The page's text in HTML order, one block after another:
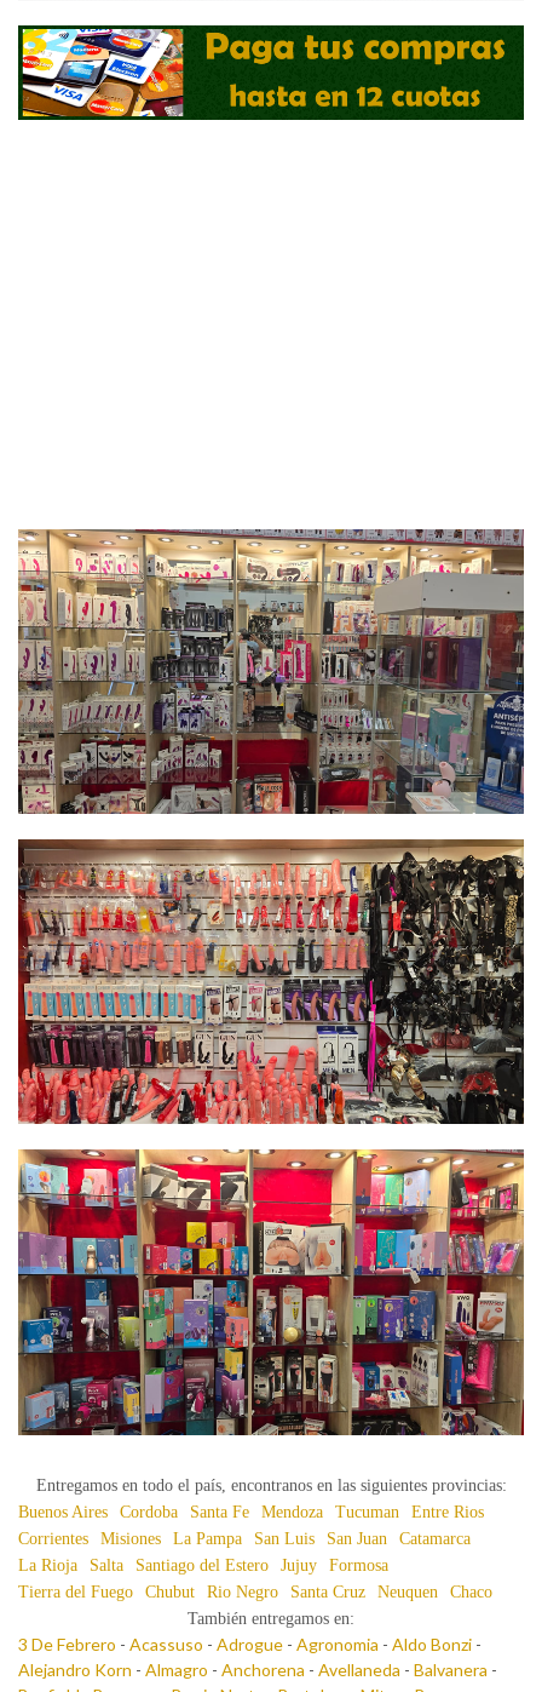
Entregamos en todo el país, encontranos en las siguientes provincias:
Buenos Aires
Cordoba Santa Fe Mendoza Tucuman
Entre Rios
Corrientes
Misiones La Pampa San Luis San Juan
Catamarca
La Rioja
Salta Santiago del Estero Jujuy
Formosa
Tierra del Fuego
Chubut Rio Negro Santa Cruz Neuquen
Chaco
También entregamos en:
3 De Febrero - Acassuso - Adrogue - Agronomia - Aldo Bonzi -
Alejandro Korn - Almagro - Anchorena - Avellaneda - Balvanera -